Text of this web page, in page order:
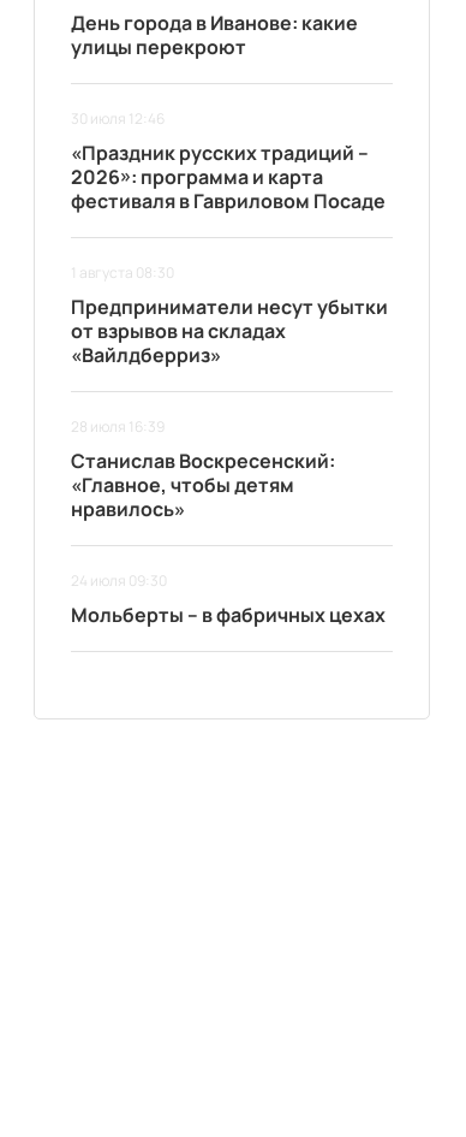
День города в Иванове: какие
улицы перекроют
30 июля 12:46
«Праздник русских традиций –
2026»: программа и карта
фестиваля в Гавриловом Посаде
1 августа 08:30
Предприниматели несут убытки
от взрывов на складах
«Вайлдберриз»
28 июля 16:39
Станислав Воскресенский:
«Главное, чтобы детям
нравилось»
24 июля 09:30
Мольберты – в фабричных цехах